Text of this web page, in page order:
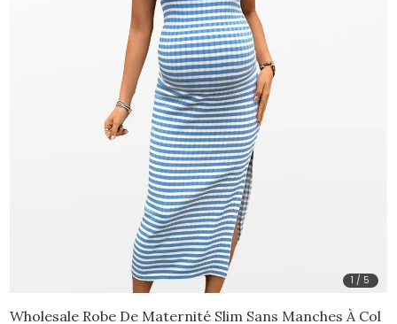
1 / 5
Wholesale Robe De Maternité Slim Sans Manches À Col